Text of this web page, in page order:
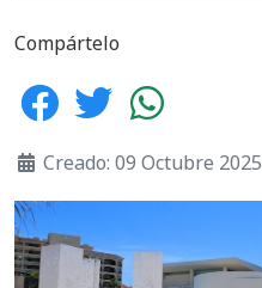
Compártelo
Creado: 09 Octubre 2025